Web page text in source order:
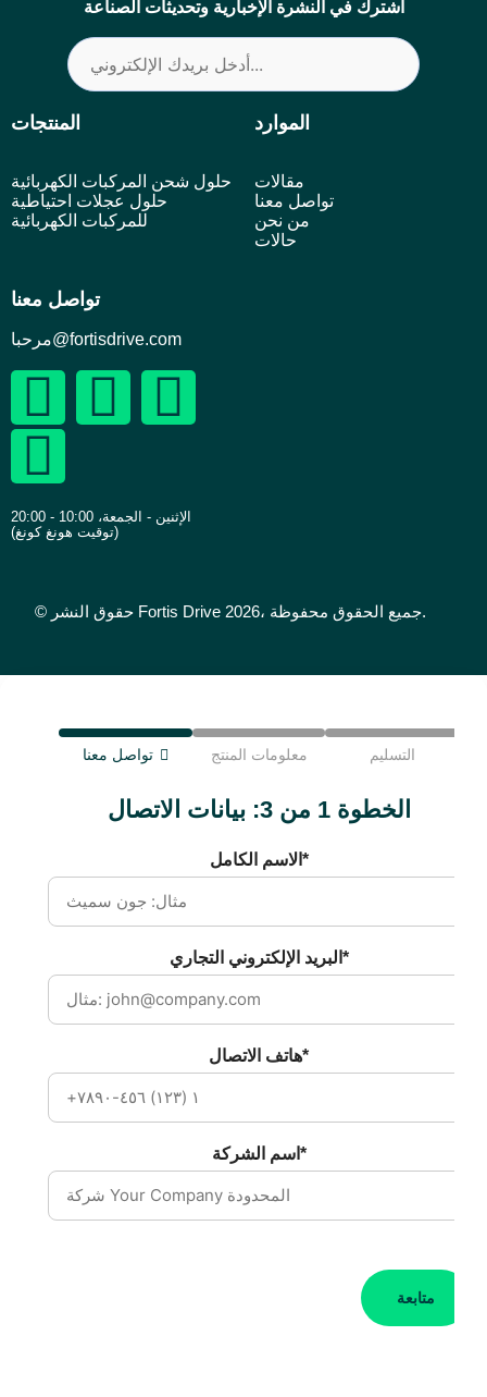
اشترك في النشرة الإخبارية وتحديثات الصناعة
المنتجات
حلول شحن المركبات الكهربائية
حلول عجلات احتياطية
للمركبات الكهربائية
الموارد
مقالات
تواصل معنا
من نحن
حالات
تواصل معنا
مرحبا@fortisdrive.com
الإثنين - الجمعة، 10:00 - 20:00
(توقيت هونغ كونغ)
© حقوق النشر Fortis Drive 2026، جميع الحقوق محفوظة.
تواصل معنا معلومات المنتج التسليم
الخطوة 1 من 3: بيانات الاتصال
الاسم الكامل*
البريد الإلكتروني التجاري*
هاتف الاتصال*
اسم الشركة*
متابعة